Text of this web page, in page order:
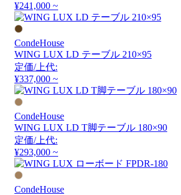
¥241,000 ~
CondeHouse
WING LUX LD テーブル 210×95
定価/上代:
¥337,000 ~
CondeHouse
WING LUX LD T脚テーブル 180×90
定価/上代:
¥293,000 ~
CondeHouse